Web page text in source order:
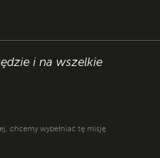
i na wszelkie
chcemy wypełniać tę misję